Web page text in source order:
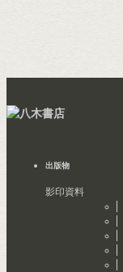
出版物
影印資料